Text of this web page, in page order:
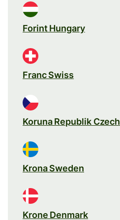
Forint Hungary
Franc Swiss
Koruna Republik Czech
Krona Sweden
Krone Denmark